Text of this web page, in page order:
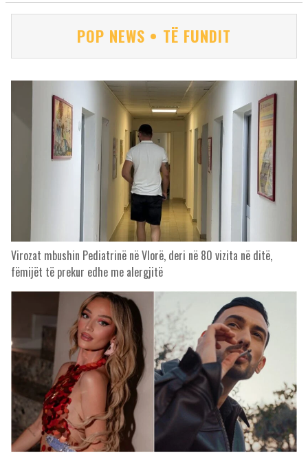
POP NEWS • TË FUNDIT
Virozat mbushin Pediatrinë në Vlorë, deri në 80 vizita në ditë,
fëmijët të prekur edhe me alergjitë